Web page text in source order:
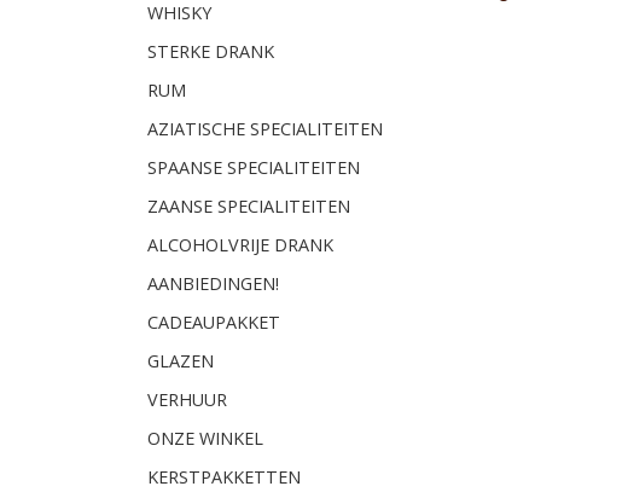
WHISKY
STERKE DRANK
RUM
AZIATISCHE SPECIALITEITEN
SPAANSE SPECIALITEITEN
ZAANSE SPECIALITEITEN
ALCOHOLVRIJE DRANK
AANBIEDINGEN!
CADEAUPAKKET
GLAZEN
VERHUUR
ONZE WINKEL
KERSTPAKKETTEN